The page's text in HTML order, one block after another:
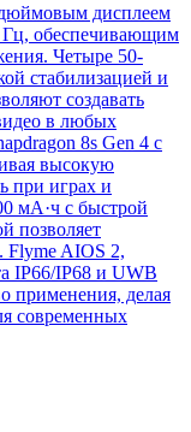
дисплеем
Гц, обеспечивающим
Четыре 50-
стабилизацией и
создавать
в любых
8s Gen 4 с
высокую
при играх и
мА·ч с быстрой
позволяет
Flyme AIOS 2,
IP66/IP68 и UWB
применения, делая
современных